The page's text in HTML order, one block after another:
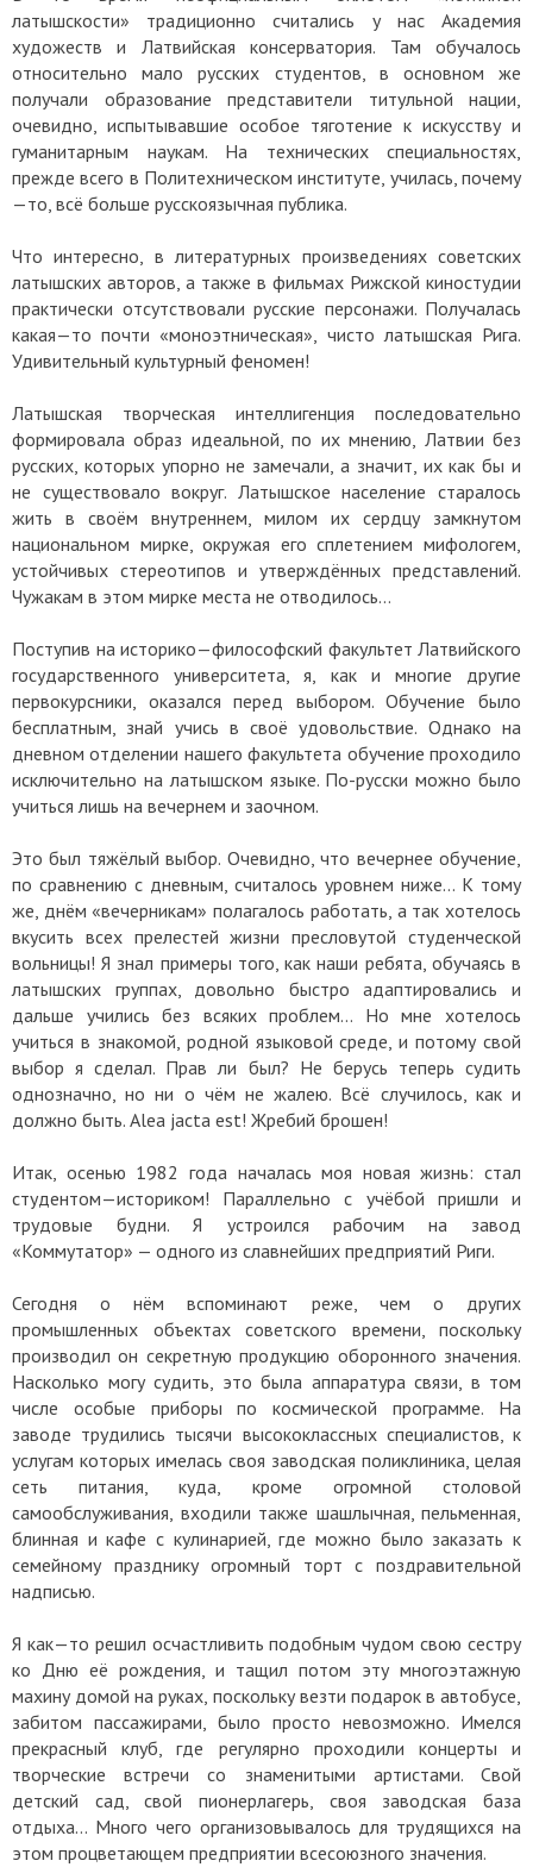
латышскости» традиционно считались у нас Академия
художеств и Латвийская консерватория. Там обучалось
относительно мало русских студентов, в основном же
получали образование представители титульной нации,
очевидно, испытывавшие особое тяготение к искусству и
гуманитарным наукам. На технических специальностях,
прежде всего в Политехническом институте, училась, почему
—то, всё больше русскоязычная публика.
Что интересно, в литературных произведениях советских
латышских авторов, а также в фильмах Рижской киностудии
практически отсутствовали русские персонажи. Получалась
какая—то почти «моноэтническая», чисто латышская Рига.
Удивительный культурный феномен!
Латышская творческая интеллигенция последовательно
формировала образ идеальной, по их мнению, Латвии без
русских, которых упорно не замечали, а значит, их как бы и
не существовало вокруг. Латышское население старалось
жить в своём внутреннем, милом их сердцу замкнутом
национальном мирке, окружая его сплетением мифологем,
устойчивых стереотипов и утверждённых представлений.
Чужакам в этом мирке места не отводилось…
Поступив на историко—философский факультет Латвийского
государственного университета, я, как и многие другие
первокурсники, оказался перед выбором. Обучение было
бесплатным, знай учись в своё удовольствие. Однако на
дневном отделении нашего факультета обучение проходило
исключительно на латышском языке. По-русски можно было
учиться лишь на вечернем и заочном.
Это был тяжёлый выбор. Очевидно, что вечернее обучение,
по сравнению с дневным, считалось уровнем ниже… К тому
же, днём «вечерникам» полагалось работать, а так хотелось
вкусить всех прелестей жизни пресловутой студенческой
вольницы! Я знал примеры того, как наши ребята, обучаясь в
латышских группах, довольно быстро адаптировались и
дальше учились без всяких проблем… Но мне хотелось
учиться в знакомой, родной языковой среде, и потому свой
выбор я сделал. Прав ли был? Не берусь теперь судить
однозначно, но ни о чём не жалею. Всё случилось, как и
должно быть. Alea jacta est! Жребий брошен!
Итак, осенью 1982 года началась моя новая жизнь: стал
студентом—историком! Параллельно с учёбой пришли и
трудовые будни. Я устроился рабочим на завод
«Коммутатор» — одного из славнейших предприятий Риги.
Сегодня о нём вспоминают реже, чем о других
промышленных объектах советского времени, поскольку
производил он секретную продукцию оборонного значения.
Насколько могу судить, это была аппаратура связи, в том
числе особые приборы по космической программе. На
заводе трудились тысячи высококлассных специалистов, к
услугам которых имелась своя заводская поликлиника, целая
сеть питания, куда, кроме огромной столовой
самообслуживания, входили также шашлычная, пельменная,
блинная и кафе с кулинарией, где можно было заказать к
семейному празднику огромный торт с поздравительной
надписью.
Я как—то решил осчастливить подобным чудом свою сестру
ко Дню её рождения, и тащил потом эту многоэтажную
махину домой на руках, поскольку везти подарок в автобусе,
забитом пассажирами, было просто невозможно. Имелся
прекрасный клуб, где регулярно проходили концерты и
творческие встречи со знаменитыми артистами. Свой
детский сад, свой пионерлагерь, своя заводская база
отдыха… Много чего организовывалось для трудящихся на
этом процветающем предприятии всесоюзного значения.